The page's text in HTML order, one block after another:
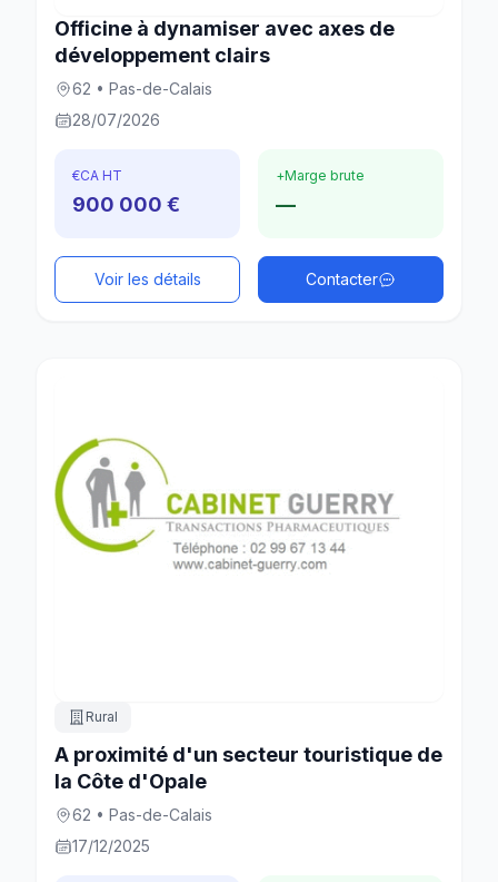
Officine à dynamiser avec axes de
développement clairs
62 • Pas-de-Calais
28/07/2026
€CA HT
900 000 €
+Marge brute
—
Voir les détails Contacter
Rural
A proximité d'un secteur touristique de
la Côte d'Opale
62 • Pas-de-Calais
17/12/2025